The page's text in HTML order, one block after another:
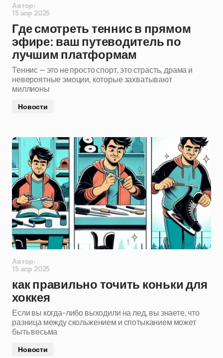
Автор:
15 апр 2025
Где смотреть теннис в прямом
эфире: ваш путеводитель по
лучшим платформам
Теннис — это не просто спорт, это страсть, драма и
невероятные эмоции, которые захватывают
миллионы
Новости
Автор:
15 апр 2025
как правильно точить коньки для
хоккея
Если вы когда-либо выходили на лед, вы знаете, что
разница между скольжением и спотыканием может
быть весьма
Новости